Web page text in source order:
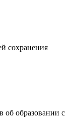
сохранения
об образовании с